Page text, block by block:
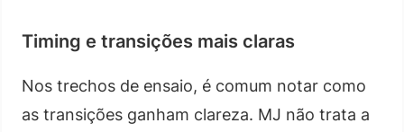
Timing e transições mais claras
Nos trechos de ensaio, é comum notar como
as transições ganham clareza. MJ não trata a